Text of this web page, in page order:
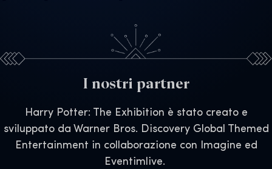
I nostri partner
Harry Potter: The Exhibition è stato creato e
sviluppato da Warner Bros. Discovery Global Themed
Entertainment in collaborazione con Imagine ed
Eventimlive.